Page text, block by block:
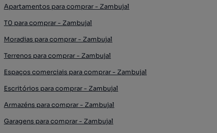
Apartamentos para comprar - Zambujal
T0 para comprar - Zambujal
Moradias para comprar - Zambujal
Terrenos para comprar - Zambujal
Espaços comerciais para comprar - Zambujal
Escritórios para comprar - Zambujal
Armazéns para comprar - Zambujal
Garagens para comprar - Zambujal